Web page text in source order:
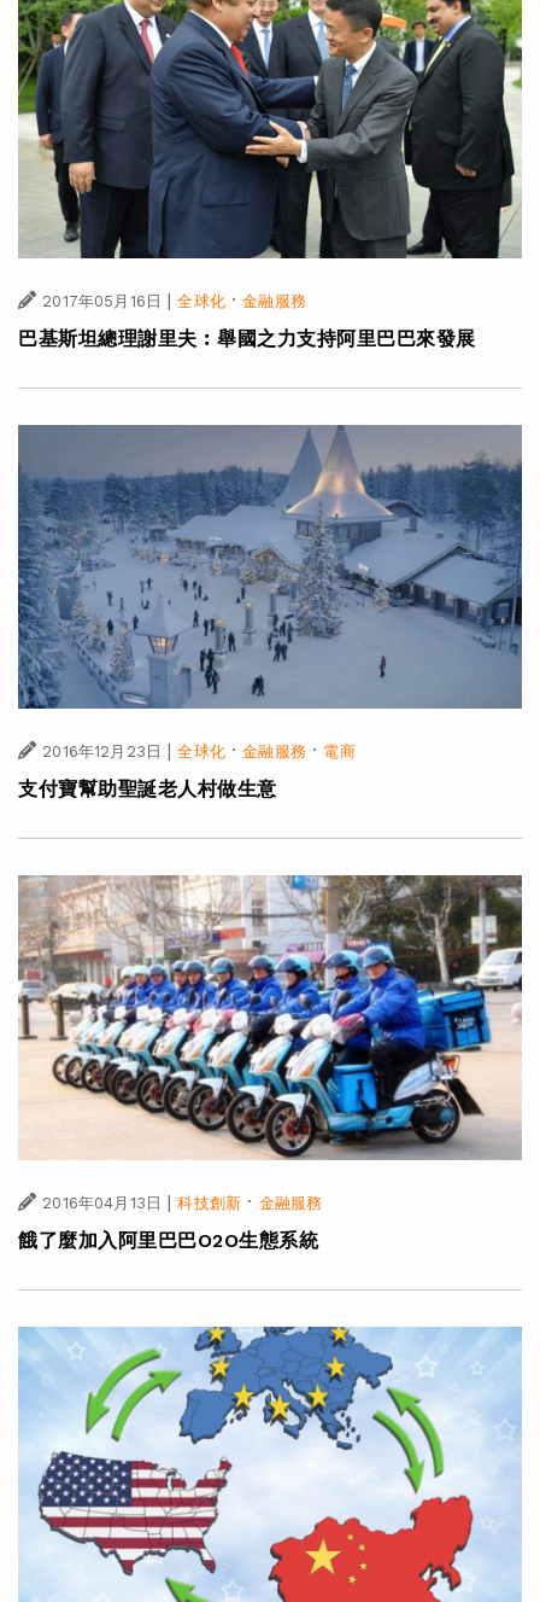
2017年05月16日 | 全球化·金融服務
巴基斯坦總理謝里夫︰舉國之力支持阿里巴巴來發展
2016年12月23日 全球化·金融服務· 電商
支付寶幫助聖誕老人村做生意
2016年04月13日 | 科技創新 · 金融服務
餓了麼加入阿里巴巴O2O生態系統